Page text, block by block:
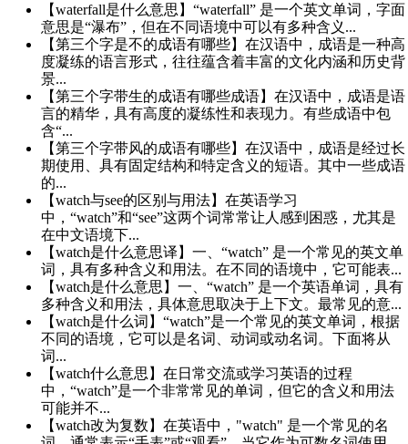
【waterfall是什么意思】“waterfall” 是一个英文单词，字面
意思是“瀑布”，但在不同语境中可以有多种含义...
【第三个字是不的成语有哪些】在汉语中，成语是一种高
度凝练的语言形式，往往蕴含着丰富的文化内涵和历史背
景...
【第三个字带生的成语有哪些成语】在汉语中，成语是语
言的精华，具有高度的凝练性和表现力。有些成语中包
含“...
【第三个字带风的成语有哪些】在汉语中，成语是经过长
期使用、具有固定结构和特定含义的短语。其中一些成语
的...
【watch与see的区别与用法】在英语学习
中，“watch”和“see”这两个词常常让人感到困惑，尤其是
在中文语境下...
【watch是什么意思译】一、“watch” 是一个常见的英文单
词，具有多种含义和用法。在不同的语境中，它可能表...
【watch是什么意思】一、“watch” 是一个英语单词，具有
多种含义和用法，具体意思取决于上下文。最常见的意...
【watch是什么词】“watch”是一个常见的英文单词，根据
不同的语境，它可以是名词、动词或动名词。下面将从
词...
【watch什么意思】在日常交流或学习英语的过程
中，“watch”是一个非常常见的单词，但它的含义和用法
可能并不...
【watch改为复数】在英语中，"watch" 是一个常见的名